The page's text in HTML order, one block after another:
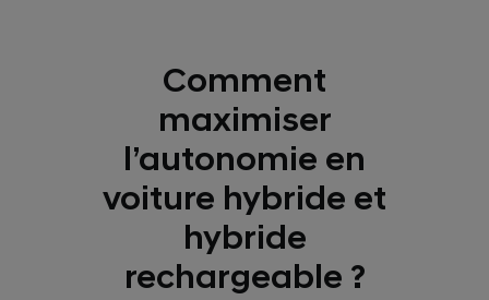
Comment
maximiser
l’autonomie en
voiture hybride et
hybride
rechargeable ?